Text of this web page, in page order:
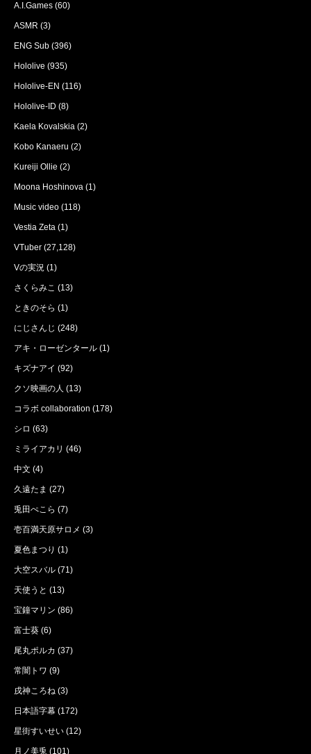
A.I.Games (60)
ASMR (3)
ENG Sub (396)
Hololive (935)
Hololive-EN (116)
Hololive-ID (8)
Kaela Kovalskia (2)
Kobo Kanaeru (2)
Kureiji Ollie (2)
Moona Hoshinova (1)
Music video (118)
Vestia Zeta (1)
VTuber (27,128)
Vの実況 (1)
さくらみこ (13)
ときのそら (1)
にじさんじ (248)
アキ・ローゼンタール (1)
キズナアイ (92)
クソ映画の人 (13)
コラボ collaboration (178)
シロ (63)
ミライアカリ (46)
中文 (4)
久遠たま (27)
兎田ぺこら (7)
壱百満天原サロメ (3)
夏色まつり (1)
大空スバル (71)
天使うと (13)
宝鐘マリン (86)
富士葵 (6)
尾丸ポルカ (37)
常闇トワ (9)
戌神ころね (3)
日本語字幕 (172)
星街すいせい (12)
月ノ美兎 (101)